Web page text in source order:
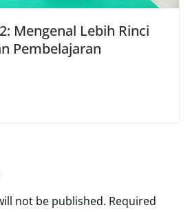
Mengenal Lebih Rinci
Pembelajaran
not be published. Required